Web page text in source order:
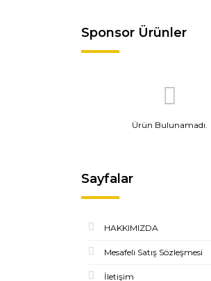
Sponsor Ürünler
Ürün Bulunamadı.
Sayfalar
HAKKIMIZDA
Mesafeli Satış Sözleşmesi
İletişim